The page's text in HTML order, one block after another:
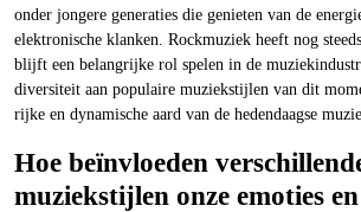
onder jongere generaties die genieten van de
elektronische klanken. Rockmuziek heeft nog
blijft een belangrijke rol spelen in de
diversiteit aan populaire muziekstijlen van dit
rijke en dynamische aard van de hedendaagse
Hoe beïnvloeden
muziekstijlen onze emoties en